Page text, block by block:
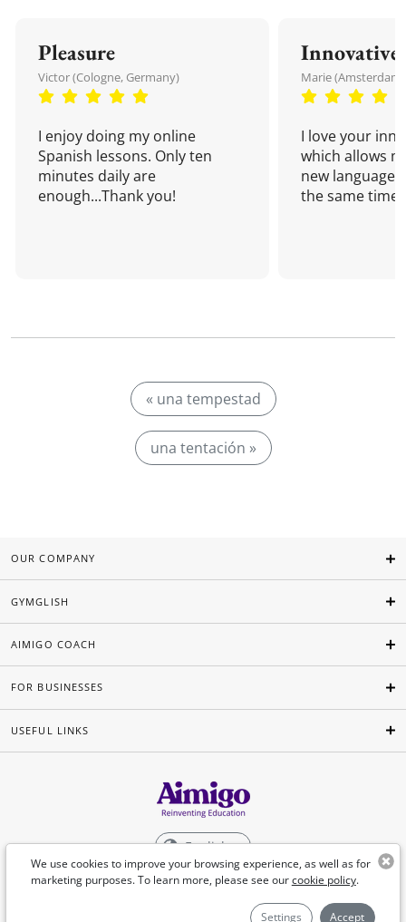
Pleasure
Victor (Cologne, Germany)
I enjoy doing my online
Spanish lessons. Only ten
minutes daily are
enough...Thank you!
Innovative
Marie
I love your
which allows
new language
the same time!
« una tempestad
una tentación »
We use cookies to improve your browsing experience, as well as for
marketing purposes. To learn more, please see ourcookie policy.
Settings Accept
OUR COMPANY
GYMGLISH
AIMIGO COACH
FOR BUSINESSES
USEFUL LINKS
English
©Aimigo 2026